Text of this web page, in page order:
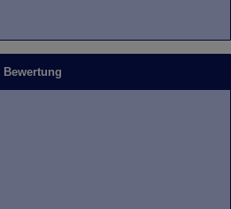
Bewertung